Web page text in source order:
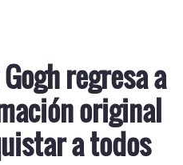
regresa a
original
a todos